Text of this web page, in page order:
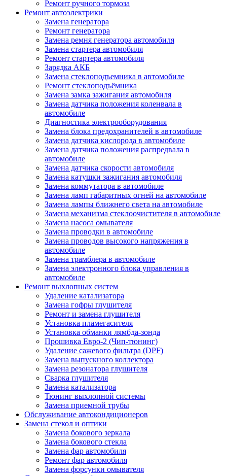
Ремонт ручного тормоза
Ремонт автоэлектрики
Замена генератора
Ремонт генератора
Замена ремня генератора автомобиля
Замена стартера автомобиля
Ремонт стартера автомобиля
Зарядка АКБ
Замена стеклоподъемника в автомобиле
Ремонт стеклоподъёмника
Замена замка зажигания автомобиля
Замена датчика положения коленвала в
автомобиле
Диагностика электрооборудования
Замена блока предохранителей в автомобиле
Замена датчика кислорода в автомобиле
Замена датчика положения распредвала в
автомобиле
Замена датчика скорости автомобиля
Замена катушки зажигания автомобиля
Замена коммутатора в автомобиле
Замена ламп габаритных огней на автомобиле
Замена лампы ближнего света на автомобиле
Замена механизма стеклоочистителя в автомобиле
Замена насоса омывателя
Замена проводки в автомобиле
Замена проводов высокого напряжения в
автомобиле
Замена трамблера в автомобиле
Замена электронного блока управления в
автомобиле
Ремонт выхлопных систем
Удаление катализатора
Замена гофры глушителя
Ремонт и замена глушителя
Установка пламегасителя
Установка обманки лямбда-зонда
Прошивка Евро-2 (Чип-тюнинг)
Удаление сажевого фильтра (DPF)
Замена выпускного коллектора
Замена резонатора глушителя
Сварка глушителя
Замена катализатора
Тюнинг выхлопной системы
Замена приемной трубы
Обслуживание автокондиционеров
Замена стекол и оптики
Замена бокового зеркала
Замена бокового стекла
Замена фар автомобиля
Ремонт фар автомобиля
Замена форсунки омывателя